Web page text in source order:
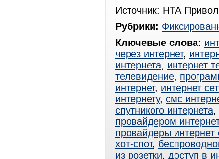
Источник: НТА
Рубрики:
Ключевые слова:
через интернет,
интернета, интернет
телевидение,
интернет, интернет
интернету, смс
спутникого интернета,
провайдером
провайдеры интернет
хот-спот,
из розетки, доступ в